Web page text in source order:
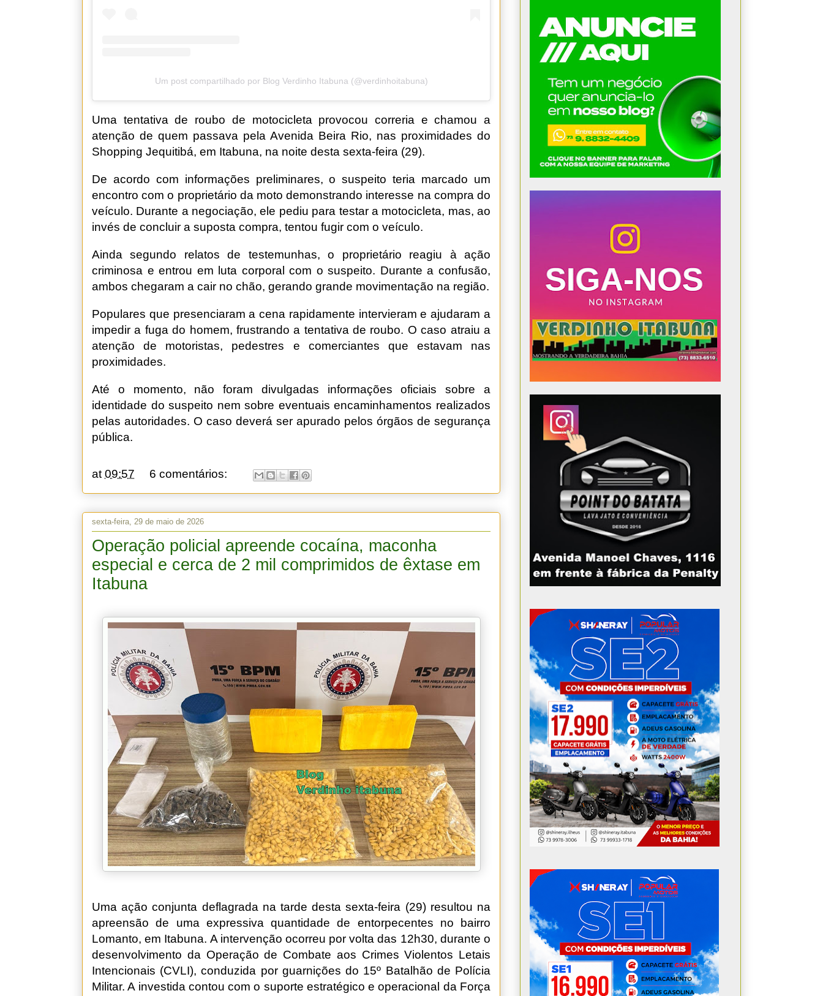
Um post compartilhado por Blog Verdinho Itabuna (@verdinhoitabuna)
Uma tentativa de roubo de motocicleta provocou correria e chamou a
atenção de quem passava pela Avenida Beira Rio, nas proximidades do
Shopping Jequitibá, em Itabuna, na noite desta sexta-feira (29).
De acordo com informações preliminares, o suspeito teria marcado um
encontro com o proprietário da moto demonstrando interesse na compra do
veículo. Durante a negociação, ele pediu para testar a motocicleta, mas, ao
invés de concluir a suposta compra, tentou fugir com o veículo.
Ainda segundo relatos de testemunhas, o proprietário reagiu à ação
criminosa e entrou em luta corporal com o suspeito. Durante a confusão,
ambos chegaram a cair no chão, gerando grande movimentação na região.
Populares que presenciaram a cena rapidamente intervieram e ajudaram a
impedir a fuga do homem, frustrando a tentativa de roubo. O caso atraiu a
atenção de motoristas, pedestres e comerciantes que estavam nas
proximidades.
Até o momento, não foram divulgadas informações oficiais sobre a
identidade do suspeito nem sobre eventuais encaminhamentos realizados
pelas autoridades. O caso deverá ser apurado pelos órgãos de segurança
pública.
at09:57 6 comentários:
sexta-feira, 29 de maio de 2026
Operação policial apreende cocaína, maconha
especial e cerca de 2 mil comprimidos de êxtase em
Itabuna
Uma ação conjunta deflagrada na tarde desta sexta-feira (29) resultou na
apreensão de uma expressiva quantidade de entorpecentes no bairro
Lomanto, em Itabuna. A intervenção ocorreu por volta das 12h30, durante o
desenvolvimento da Operação de Combate aos Crimes Violentos Letais
Intencionais (CVLI), conduzida por guarnições do 15º Batalhão de Polícia
Militar. A investida contou com o suporte estratégico e operacional da Força